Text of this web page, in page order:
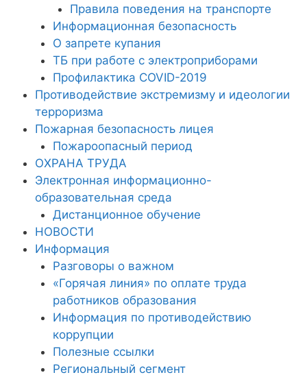
Правила поведения на транспорте
Информационная безопасность
О запрете купания
ТБ при работе с электроприборами
Профилактика COVID-2019
Противодействие экстремизму и идеологии
терроризма
Пожарная безопасность лицея
Пожароопасный период
ОХРАНА ТРУДА
Электронная информационно-
образовательная среда
Дистанционное обучение
НОВОСТИ
Информация
Разговоры о важном
«Горячая линия» по оплате труда
работников образования
Информация по противодействию
коррупции
Полезные ссылки
Региональный сегмент